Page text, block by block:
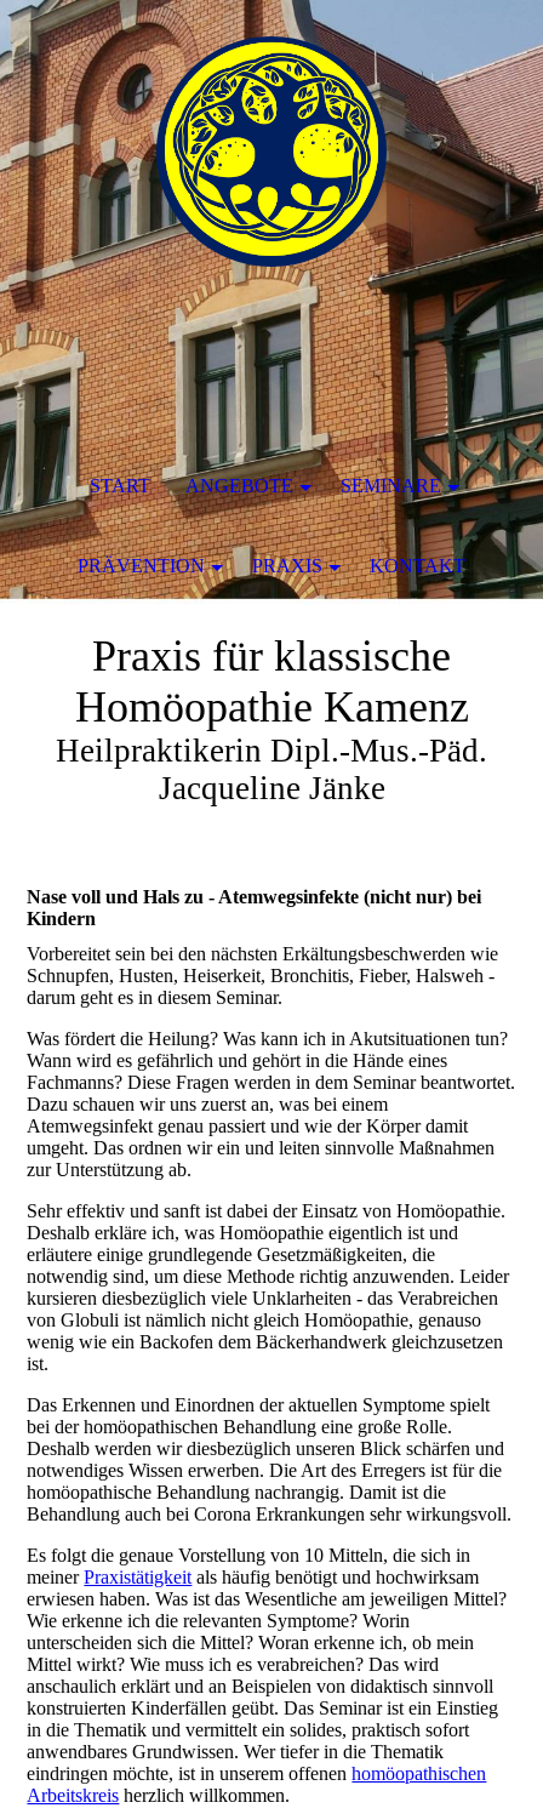
Praxis für klassische
Homöopathie Kamenz
Heilpraktikerin Dipl.-Mus.-Päd.
Jacqueline Jänke
Nase voll und Hals zu - Atemwegsinfekte (nicht nur) bei
Kindern
Vorbereitet sein bei den nächsten Erkältungsbeschwerden wie
Schnupfen, Husten, Heiserkeit, Bronchitis, Fieber, Halsweh -
darum geht es in diesem Seminar.
Was fördert die Heilung? Was kann ich in Akutsituationen tun?
Wann wird es gefährlich und gehört in die Hände eines
Fachmanns? Diese Fragen werden in dem Seminar beantwortet.
Dazu schauen wir uns zuerst an, was bei einem
Atemwegsinfekt genau passiert und wie der Körper damit
umgeht. Das ordnen wir ein und leiten sinnvolle Maßnahmen
zur Unterstützung ab.
Sehr effektiv und sanft ist dabei der Einsatz von Homöopathie.
Deshalb erkläre ich, was Homöopathie eigentlich ist und
erläutere einige grundlegende Gesetzmäßigkeiten, die
notwendig sind, um diese Methode richtig anzuwenden. Leider
kursieren diesbezüglich viele Unklarheiten - das Verabreichen
von Globuli ist nämlich nicht gleich Homöopathie, genauso
wenig wie ein Backofen dem Bäckerhandwerk gleichzusetzen
ist.
Das Erkennen und Einordnen der aktuellen Symptome spielt
bei der homöopathischen Behandlung eine große Rolle.
Deshalb werden wir diesbezüglich unseren Blick schärfen und
notwendiges Wissen erwerben. Die Art des Erregers ist für die
homöopathische Behandlung nachrangig. Damit ist die
Behandlung auch bei Corona Erkrankungen sehr wirkungsvoll.
Es folgt die genaue Vorstellung von 10 Mitteln, die sich in
meinerPraxistätigkeit als häufig benötigt und hochwirksam
erwiesen haben. Was ist das Wesentliche am jeweiligen Mittel?
Wie erkenne ich die relevanten Symptome? Worin
unterscheiden sich die Mittel? Woran erkenne ich, ob mein
Mittel wirkt? Wie muss ich es verabreichen? Das wird
anschaulich erklärt und an Beispielen von didaktisch sinnvoll
konstruierten Kinderfällen geübt. Das Seminar ist ein Einstieg
in die Thematik und vermittelt ein solides, praktisch sofort
anwendbares Grundwissen. Wer tiefer in die Thematik
eindringen möchte, ist in unserem offenenhomöopathischen
Arbeitskreis herzlich willkommen.
START ANGEBOTE SEMINARE
PRÄVENTION PRAXIS KONTAKT